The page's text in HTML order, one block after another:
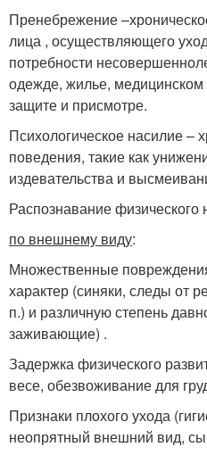
Пренебрежение
лица , осуществляющего
потребности
одежде, жилье, медицинском
защите и присмотре.
Психологическое насилие –
поведения, такие как
издевательства и
Распознавание физического
по внешнему виду:
Множественные
характер (синяки, следы от
п.) и различную степень
заживающие) .
Задержка физического
весе, обезвоживание для
Признаки плохого ухода
неопрятный внешний вид,